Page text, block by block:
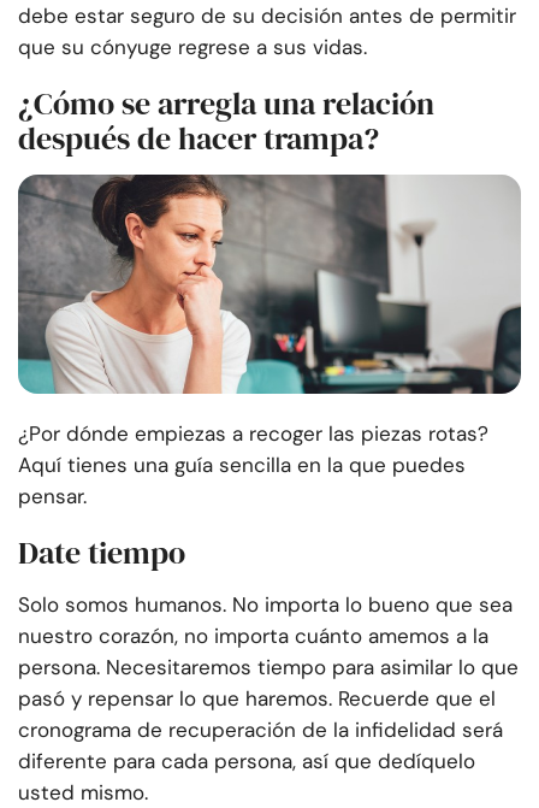
debe estar seguro de su decisión antes de permitir
que su cónyuge regrese a sus vidas.
¿Cómo se arregla una relación
después de hacer trampa?
¿Por dónde empiezas a recoger las piezas rotas?
Aquí tienes una guía sencilla en la que puedes
pensar.
Date tiempo
Solo somos humanos. No importa lo bueno que sea
nuestro corazón, no importa cuánto amemos a la
persona. Necesitaremos tiempo para asimilar lo que
pasó y repensar lo que haremos. Recuerde que el
cronograma de recuperación de la infidelidad será
diferente para cada persona, así que dedíquelo
usted mismo.